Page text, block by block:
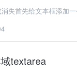
失首先给文本框添
textarea